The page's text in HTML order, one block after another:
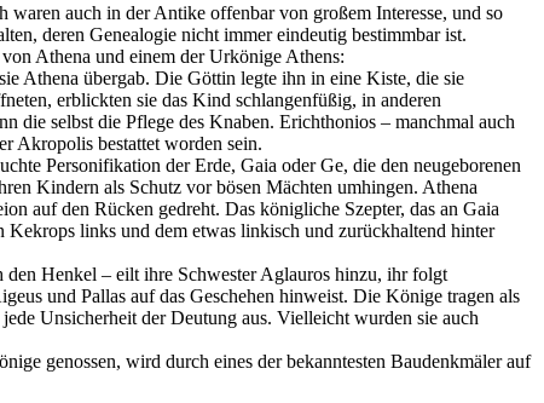
auch in der Antike offenbar von großem Interesse, und so
deren Genealogie nicht immer eindeutig bestimmbar ist.
Athena und einem der Urkönige Athens:
Athena übergab. Die Göttin legte ihn in eine Kiste, die sie
erblickten sie das Kind schlangenfüßig, in anderen
die selbst die Pflege des Knaben. Erichthonios – manchmal auch
Akropolis bestattet worden sein.
Personifikation der Erde, Gaia oder Ge, die den neugeborenen
Kindern als Schutz vor bösen Mächten umhingen. Athena
auf den Rücken gedreht. Das königliche Szepter, das an Gaia
links und dem etwas linkisch und zurückhaltend hinter
den Henkel – eilt ihre Schwester Aglauros hinzu, ihr folgt
und Pallas auf das Geschehen hinweist. Die Könige tragen als
Unsicherheit der Deutung aus. Vielleicht wurden sie auch
genossen, wird durch eines der bekanntesten Baudenkmäler auf